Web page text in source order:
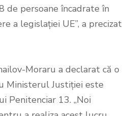
de persoane încadrate în
a legislației UE”, a precizat
Moraru a declarat că o
Ministerul Justiției este
Penitenciar 13. „Noi